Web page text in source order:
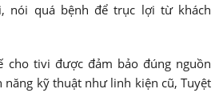
nói quá bệnh để trục lợi từ khách
cho tivi được đảm bảo đúng nguồn
kỹ thuật như linh kiện cũ, Tuyệt